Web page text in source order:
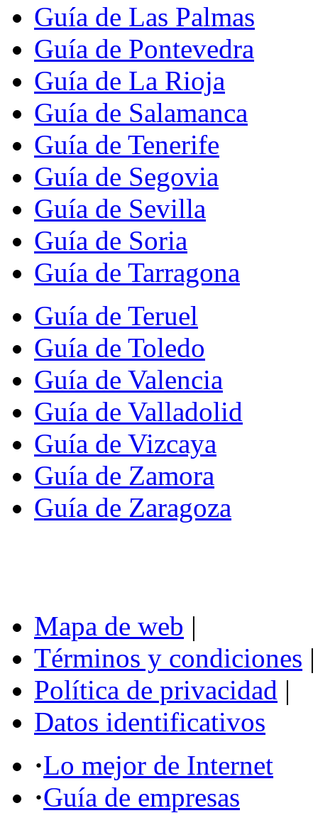
Guía de Las Palmas
Guía de Pontevedra
Guía de La Rioja
Guía de Salamanca
Guía de Tenerife
Guía de Segovia
Guía de Sevilla
Guía de Soria
Guía de Tarragona
Guía de Teruel
Guía de Toledo
Guía de Valencia
Guía de Valladolid
Guía de Vizcaya
Guía de Zamora
Guía de Zaragoza
Mapa de web |
Términos y condiciones |
Política de privacidad |
Datos identificativos
·Lo mejor de Internet
·Guía de empresas